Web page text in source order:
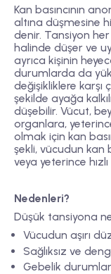
Kan basıncının
altına düşmesine
denir. Tansiyon
halinde düşer ve
ayrıca kişinin
durumlarda da
değişikliklere karşı
şekilde ayağa
düşebilir. Vücut,
organlara,
olmak için kan
şekli, vücudun kan
veya yeterince
Nedenleri?
Düşük tansiyona
Vücudun aşırı
Sağlıksız ve
Gebelik